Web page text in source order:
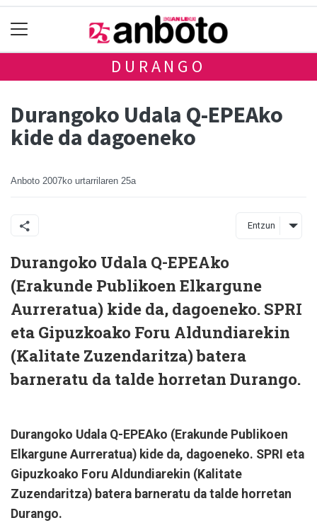
DURANGO
Durangoko Udala Q-EPEAko
kide da dagoeneko
Anboto 2007ko urtarrilaren 25a
Entzun
Durangoko Udala Q-EPEAko
(Erakunde Publikoen Elkargune
Aurreratua) kide da, dagoeneko. SPRI
eta Gipuzkoako Foru Aldundiarekin
(Kalitate Zuzendaritza) batera
barneratu da talde horretan Durango.
Durangoko Udala Q-EPEAko (Erakunde Publikoen
Elkargune Aurreratua) kide da, dagoeneko. SPRI eta
Gipuzkoako Foru Aldundiarekin (Kalitate
Zuzendaritza) batera barneratu da talde horretan
Durango.